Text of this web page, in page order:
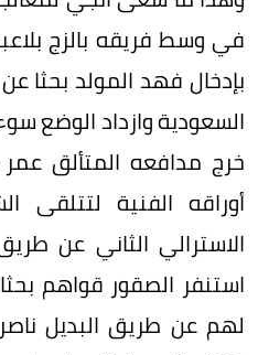
في وسط فريقه بالزج
بإدخال فهد المولد بحثا
السعودية وازداد الوضع
خرج مدافعه المتألق
أوراقه الفنية لتتلقى
استنفر الصقور قواهم
لهم عن طريق البديل